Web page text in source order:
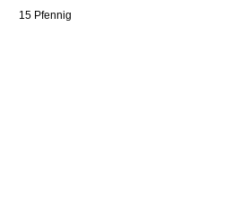
15 Pfennig